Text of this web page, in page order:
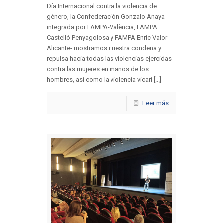
Día Internacional contra la violencia de
género, la Confederación Gonzalo Anaya -
integrada por FAMPA-València, FAMPA
Castelló Penyagolosa y FAMPA Enric Valor
Alicante- mostramos nuestra condena y
repulsa hacia todas las violencias ejercidas
contra las mujeres en manos de los
hombres, así como la violencia vicari [...]
Leer más